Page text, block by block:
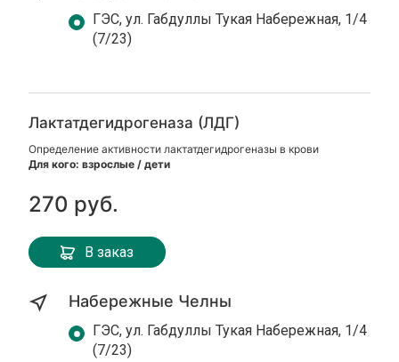
ГЭС, ул. Габдуллы Тукая Набережная, 1/4
(7/23)
Лактатдегидрогеназа (ЛДГ)
Определение активности лактатдегидрогеназы в крови
Для кого: взрослые / дети
270 руб.
В заказ
Набережные Челны
ГЭС, ул. Габдуллы Тукая Набережная, 1/4
(7/23)